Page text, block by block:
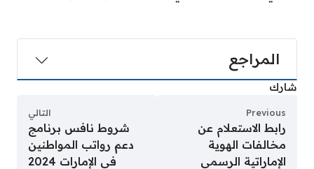
المراجع
شارك
Previous
رابط الاستعلام عن
مخالفات الهوية
الإماراتية الرسمي
التالي
شروط نافس برنامج
دعم رواتب المواطنين
في الإمارات 2024